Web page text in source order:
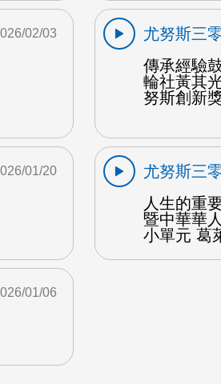
02/03
尤努斯三
傳承經驗
輪社黃其
努斯創新
01/20
尤努斯三
人生的重
暨中華華
小單元 葛
01/06